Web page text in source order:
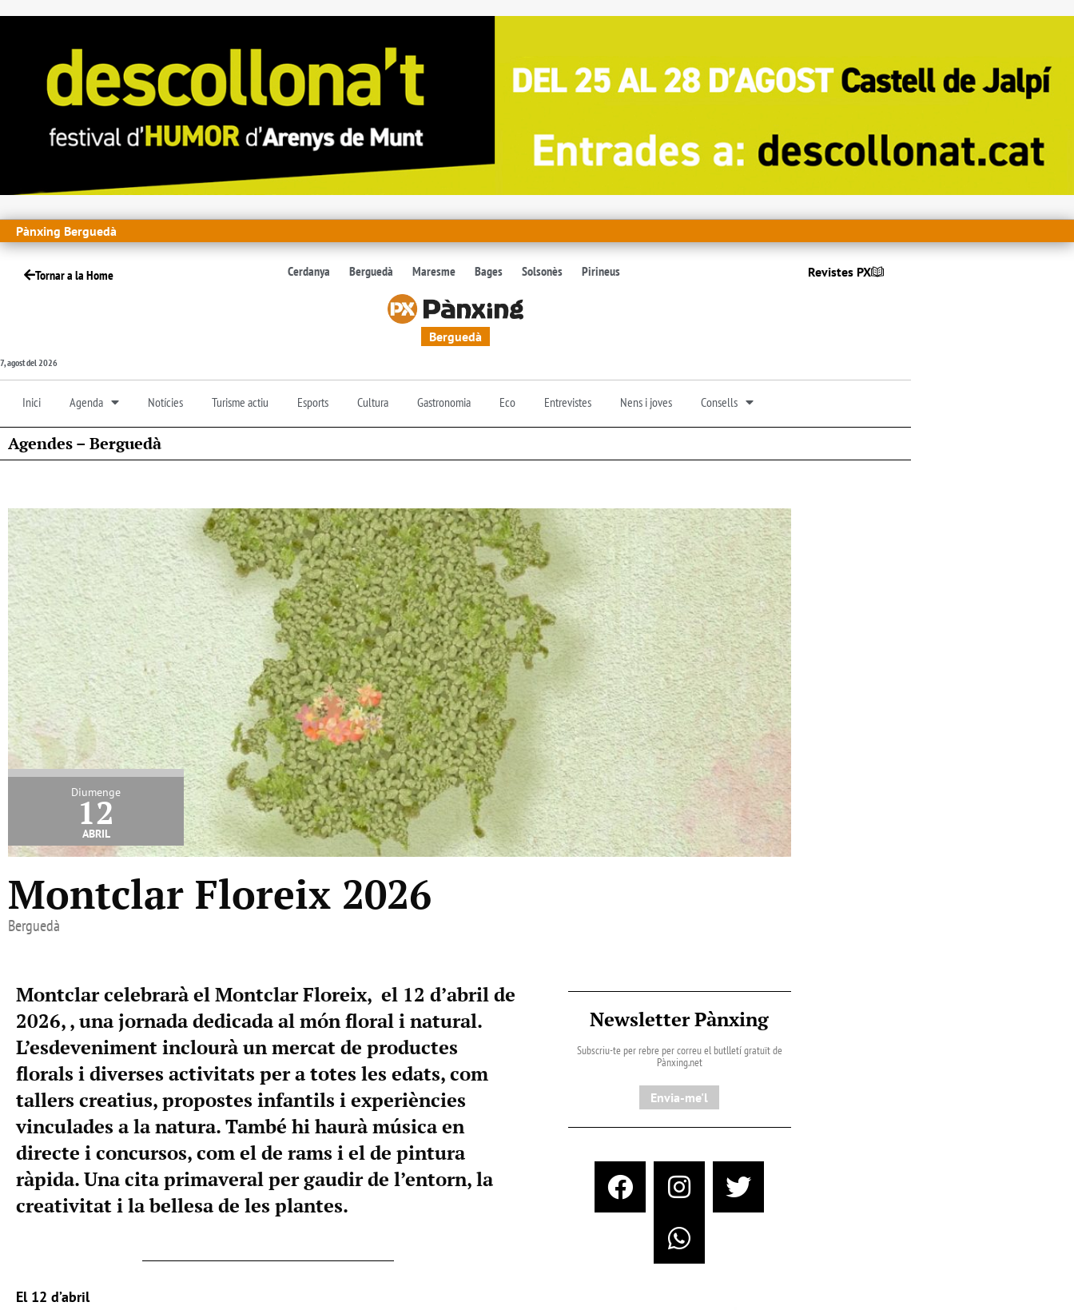
Pànxing Berguedà
Tornar a la Home Cerdanya Berguedà Maresme Bages Solsonès Pirineus Revistes PX
Berguedà
7, agost del 2026
Inici Agenda Notícies Turisme actiu Esports Cultura Gastronomia Eco Entrevistes Nens i joves Consells
Agendes – Berguedà
Diumenge
12
abril
Montclar Floreix 2026
Berguedà
Montclar celebrarà el Montclar Floreix, el 12 d’abril de
2026, , una jornada dedicada al món floral i natural.
L’esdeveniment inclourà un mercat de productes
florals i diverses activitats per a totes les edats, com
tallers creatius, propostes infantils i experiències
vinculades a la natura. També hi haurà música en
directe i concursos, com el de rams i el de pintura
ràpida. Una cita primaveral per gaudir de l’entorn, la
creativitat i la bellesa de les plantes.
El 12 d’abril
Newsletter Pànxing
Subscriu-te per rebre per correu el butlletí gratuït de
Pànxing.net​
Envia-me'l